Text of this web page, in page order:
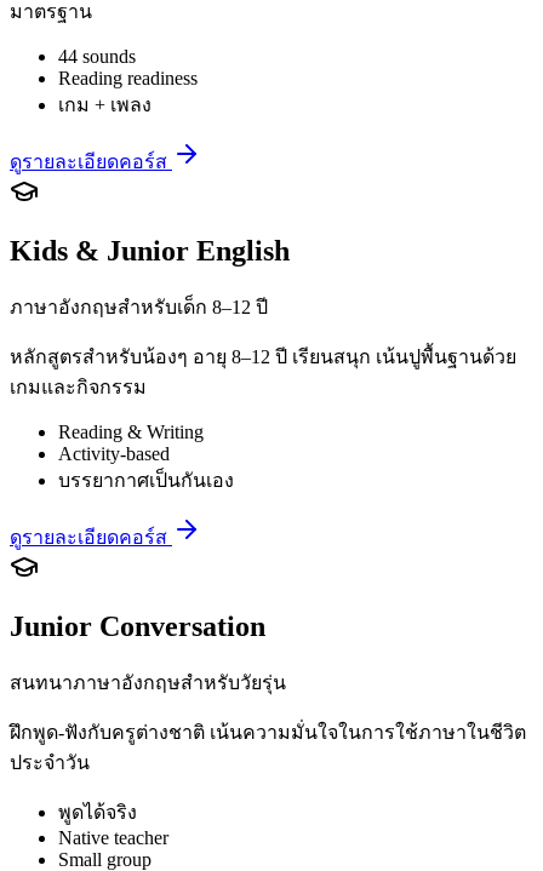
มาตรฐาน
44 sounds
Reading readiness
เกม + เพลง
ดูรายละเอียดคอร์ส
Kids & Junior English
ภาษาอังกฤษสำหรับเด็ก 8–12 ปี
หลักสูตรสำหรับน้องๆ อายุ 8–12 ปี เรียนสนุก เน้นปูพื้นฐานด้วย
เกมและกิจกรรม
Reading & Writing
Activity-based
บรรยากาศเป็นกันเอง
ดูรายละเอียดคอร์ส
Junior Conversation
สนทนาภาษาอังกฤษสำหรับวัยรุ่น
ฝึกพูด-ฟังกับครูต่างชาติ เน้นความมั่นใจในการใช้ภาษาในชีวิต
ประจำวัน
พูดได้จริง
Native teacher
Small group